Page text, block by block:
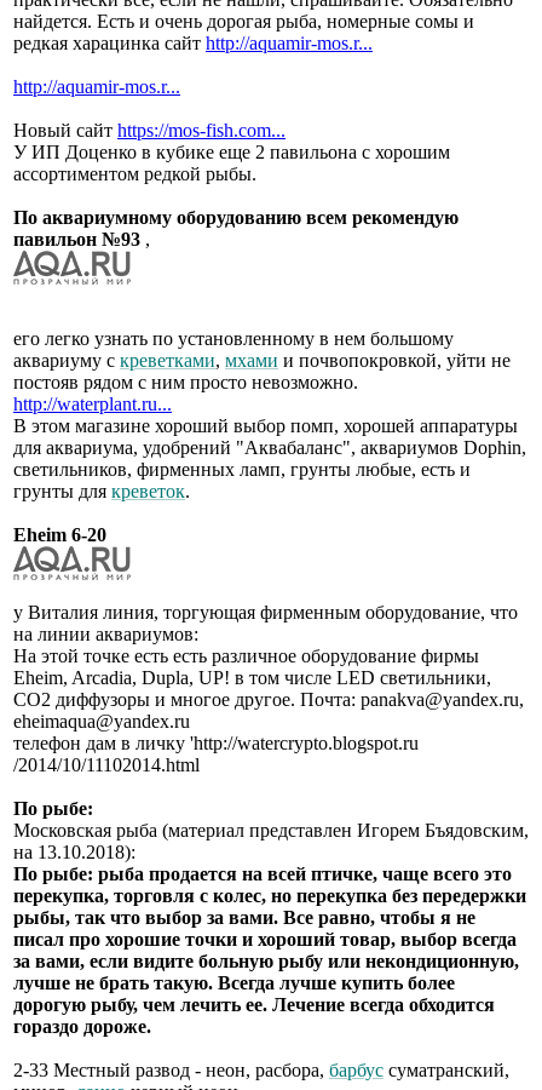
найдется. Есть и очень дорогая рыба, номерные сомы и
редкая харацинка сайт http://aquamir-mos.r...
http://aquamir-mos.r...
Новый сайт https://mos-fish.com...
У ИП Доценко в кубике еще 2 павильона с хорошим
ассортиментом редкой рыбы.
По аквариумному оборудованию всем рекомендую
павильон №93 ,
его легко узнать по установленному в нем большому
аквариуму с креветками, мхами и почвопокровкой, уйти не
постояв рядом с ним просто невозможно.
http://waterplant.ru...
В этом магазине хороший выбор помп, хорошей аппаратуры
для аквариума, удобрений "Аквабаланс", аквариумов Dophin,
светильников, фирменных ламп, грунты любые, есть и
грунты для креветок.
Eheim 6-20
у Виталия линия, торгующая фирменным оборудование, что
на линии аквариумов:
На этой точке есть есть различное оборудование фирмы
Eheim, Arcadia, Dupla, UP! в том числе LED светильники,
СО2 диффузоры и многое другое. Почта: panakva@yandex.ru,
eheimaqua@yandex.ru
телефон дам в личку 'http://watercrypto.blogspot.ru
/2014/10/11102014.html
По рыбе:
Московская рыба (материал представлен Игорем Бъядовским,
на 13.10.2018):
По рыбе: рыба продается на всей птичке, чаще всего это
перекупка, торговля с колес, но перекупка без передержки
рыбы, так что выбор за вами. Все равно, чтобы я не
писал про хорошие точки и хороший товар, выбор всегда
за вами, если видите больную рыбу или некондиционную,
лучше не брать такую. Всегда лучше купить более
дорогую рыбу, чем лечить ее. Лечение всегда обходится
гораздо дороже.
2-33 Местный развод - неон, расбора, барбус суматранский,